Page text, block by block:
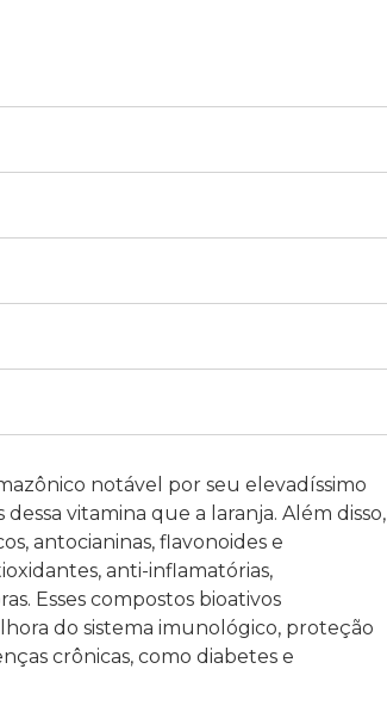
notável por seu elevadíssimo
vitamina que a laranja. Além disso,
antocianinas, flavonoides e
anti-inflamatórias,
Esses compostos bioativos
do sistema imunológico, proteção
crônicas, como diabetes e